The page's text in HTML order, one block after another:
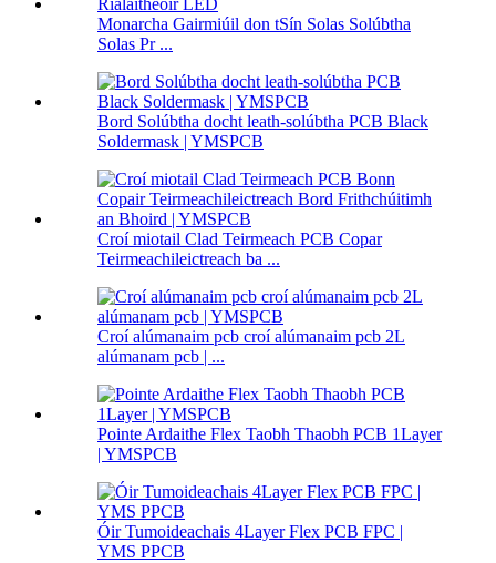
Monarcha Gairmiúil don tSín Solas Solúbtha
Solas Pr ...
Bord Solúbtha docht leath-solúbtha PCB Black
Soldermask | YMSPCB
Croí miotail Clad Teirmeach PCB Copar
Teirmeachileictreach ba ...
Croí alúmanaim pcb croí alúmanaim pcb 2L
alúmanam pcb | ...
Pointe Ardaithe Flex Taobh Thaobh PCB 1Layer
| YMSPCB
Óir Tumoideachais 4Layer Flex PCB FPC |
YMS PPCB